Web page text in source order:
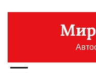
Мир